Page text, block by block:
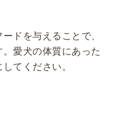
ドを与えることで、
愛犬の体質にあった
てください。